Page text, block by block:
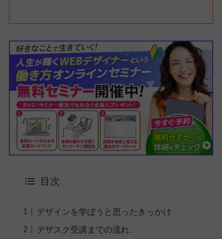
目次
デザインを学ぼうと思ったきっかけ
デザスク受講までの流れ